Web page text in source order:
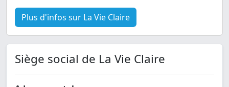
Plus d'infos sur La Vie Claire
Siège social de La Vie Claire